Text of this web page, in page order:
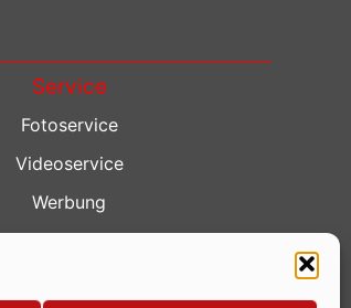
Service
Fotoservice
Videoservice
Werbung